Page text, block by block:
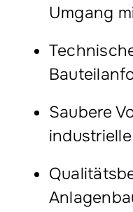
Umgang
Saubere